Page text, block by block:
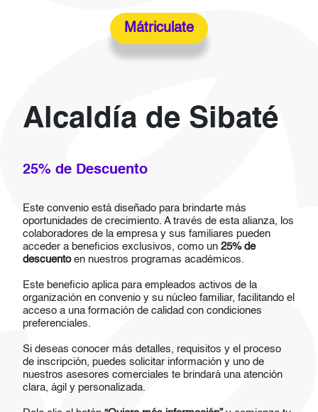
Mátriculate
Alcaldía de Sibaté
25% de Descuento
Este convenio está diseñado para brindarte más
oportunidades de crecimiento. A través de esta alianza, los
colaboradores de la empresa y sus familiares pueden
acceder a beneficios exclusivos, como un25% de
descuentoen nuestros programas académicos.
Este beneficio aplica para empleados activos de la
organización en convenio y su núcleo familiar, facilitando el
acceso a una formación de calidad con condiciones
preferenciales.
Si deseas conocer más detalles, requisitos y el proceso
de inscripción, puedes solicitar información y uno de
nuestros asesores comerciales te brindará una atención
clara, ágil y personalizada.